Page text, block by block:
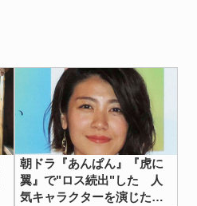
朝ドラ『あんぱん』『虎に
翼』で"ロス続出"した 人
気キャラクターを演じた俳